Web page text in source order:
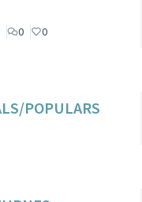
0 0
POPULARS